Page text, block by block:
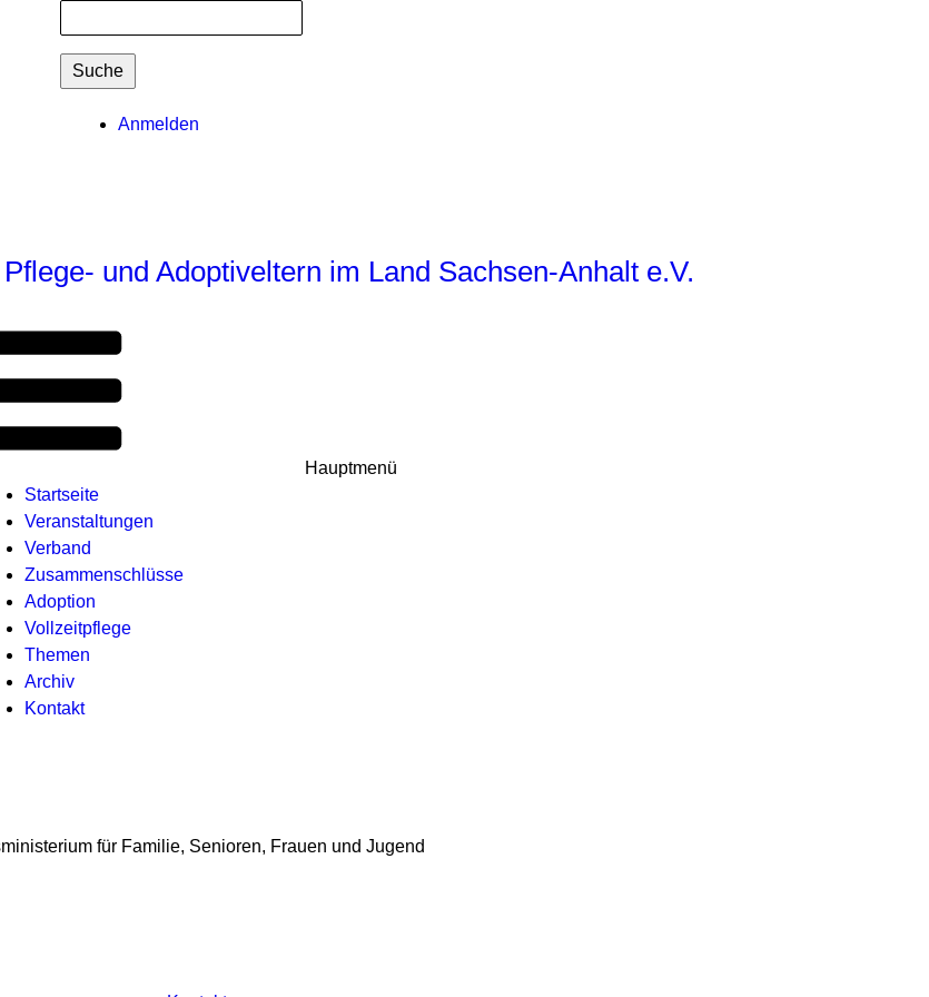
Benutzermenü
Anmelden
und Adoptiveltern im Land Sachsen-Anhalt e.V.
Hauptmenü
Startseite
Veranstaltungen
Verband
Zusammenschlüsse
Adoption
Vollzeitpflege
Themen
Archiv
Kontakt
für Familie, Senioren, Frauen und Jugend